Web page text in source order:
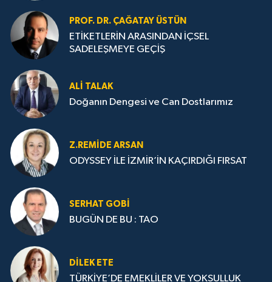
PROF. DR. ÇAĞATAY ÜSTÜN
ETİKETLERİN ARASINDAN İÇSEL
SADELEŞMEYE GEÇİŞ
ALI TALAK
Doğanın Dengesi ve Can Dostlarımız
Z.REMIDE ARSAN
ODYSSEY İLE İZMİR’İN KAÇIRDIĞI FIRSAT
SERHAT GOBİ
BUGÜN DE BU : TAO
DILEK ETE
TÜRKİYE’DE EMEKLİLER VE YOKSULLUK